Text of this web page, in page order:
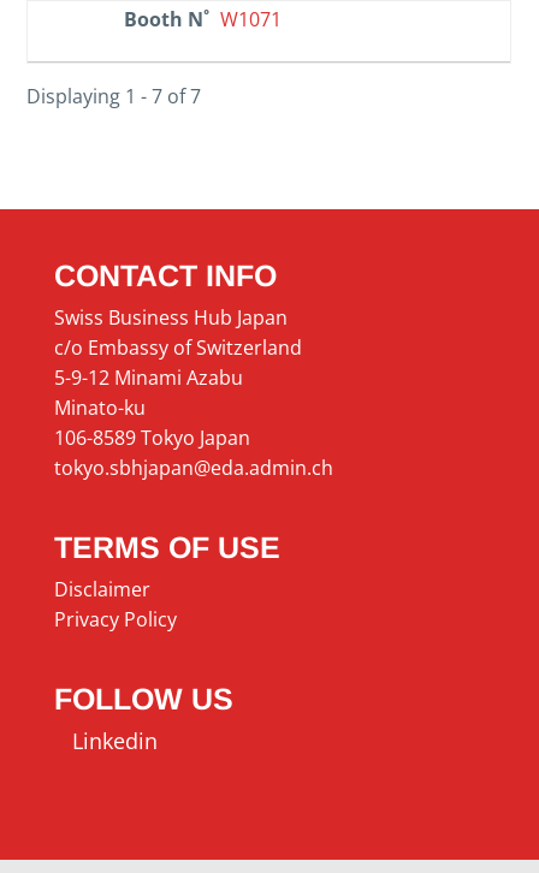
W1071
Displaying 1 - 7 of 7
CONTACT INFO
Swiss Business Hub Japan
c/o Embassy of Switzerland
5-9-12 Minami Azabu
Minato-ku
106-8589 Tokyo Japan
tokyo.sbhjapan@eda.admin.ch
TERMS OF USE
Disclaimer
Privacy Policy
FOLLOW US
Linkedin